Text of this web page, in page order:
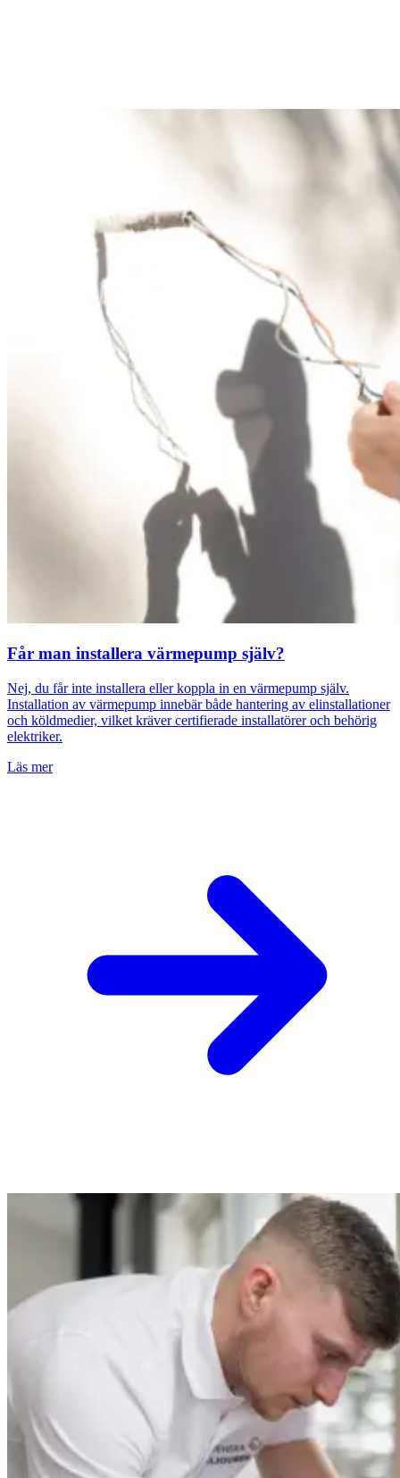
Får man installera värmepump själv?
Nej, du får inte installera eller koppla in en värmepump själv.
Installation av värmepump innebär både hantering av elinstallationer
och köldmedier, vilket kräver certifierade installatörer och behörig
elektriker.
Läs mer